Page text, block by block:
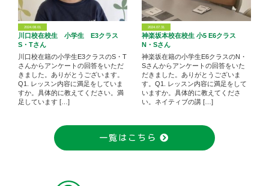
2024.08.01
川口校在校生 小学生 E3クラス
S・Tさん
川口校在籍の小学生E3クラスのS・T
さんからアンケートの回答をいただ
きました。ありがとうございます。
Q1. レッスン内容に満足をしていま
すか。具体的に教えてください。満
足しています […]
2024.07.31
神楽坂本校在校生 小5 E6クラス
N・Sさん
神楽坂在籍の小学生E6クラスのN・
Sさんからアンケートの回答をいた
だきました。ありがとうございま
す。Q1. レッスン内容に満足をして
いますか。具体的に教えてくださ
い。ネイティブの講 […]
一覧はこちら